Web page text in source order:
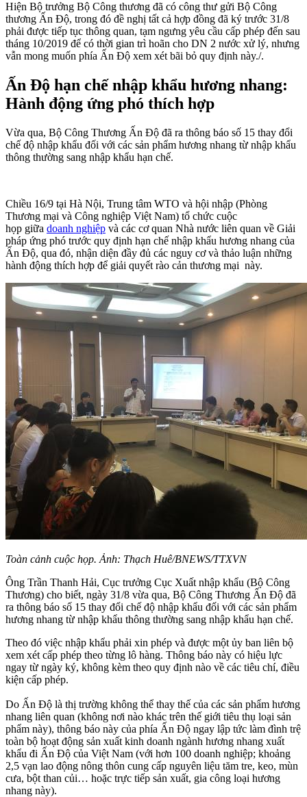
Hiện Bộ trưởng Bộ Công thương đã có công thư gửi Bộ Công
thương Ấn Độ, trong đó đề nghị tất cả hợp đồng đã ký trước 31/8
phải được tiếp tục thông quan, tạm ngưng yêu cầu cấp phép đến sau
tháng 10/2019 để có thời gian trì hoãn cho DN 2 nước xử lý, nhưng
vẫn mong muốn phía Ấn Độ xem xét bãi bỏ quy định này./.
Ấn Độ hạn chế nhập khẩu hương nhang:
Hành động ứng phó thích hợp
Vừa qua, Bộ Công Thương Ấn Độ đã ra thông báo số 15 thay đổi
chế độ nhập khẩu đối với các sản phẩm hương nhang từ nhập khẩu
thông thường sang nhập khẩu hạn chế.
Chiều 16/9 tại Hà Nội, Trung tâm WTO và hội nhập (Phòng
Thương mại và Công nghiệp Việt Nam) tổ chức cuộc
họp giữa doanh nghiệp và các cơ quan Nhà nước liên quan về Giải
pháp ứng phó trước quy định hạn chế nhập khẩu hương nhang của
Ấn Độ, qua đó, nhận diện đầy đủ các nguy cơ và thảo luận những
hành động thích hợp để giải quyết rào cản thương mại này.
Toàn cảnh cuộc họp. Ảnh: Thạch Huê/BNEWS/TTXVN
Ông Trần Thanh Hải, Cục trưởng Cục Xuất nhập khẩu (Bộ Công
Thương) cho biết, ngày 31/8 vừa qua, Bộ Công Thương Ấn Độ đã
ra thông báo số 15 thay đổi chế độ nhập khẩu đối với các sản phẩm
hương nhang từ nhập khẩu thông thường sang nhập khẩu hạn chế.
Theo đó việc nhập khẩu phải xin phép và được một ủy ban liên bộ
xem xét cấp phép theo từng lô hàng. Thông báo này có hiệu lực
ngay từ ngày ký, không kèm theo quy định nào về các tiêu chí, điều
kiện cấp phép.
Do Ấn Độ là thị trường không thể thay thế của các sản phẩm hương
nhang liên quan (không nơi nào khác trên thế giới tiêu thụ loại sản
phẩm này), thông báo này của phía Ấn Độ ngay lập tức làm đình trệ
toàn bộ hoạt động sản xuất kinh doanh ngành hương nhang xuất
khẩu đi Ấn Độ của Việt Nam (với hơn 100 doanh nghiệp; khoảng
2,5 vạn lao động nông thôn cung cấp nguyên liệu tăm tre, keo, mùn
cưa, bột than củi… hoặc trực tiếp sản xuất, gia công loại hương
nhang này).